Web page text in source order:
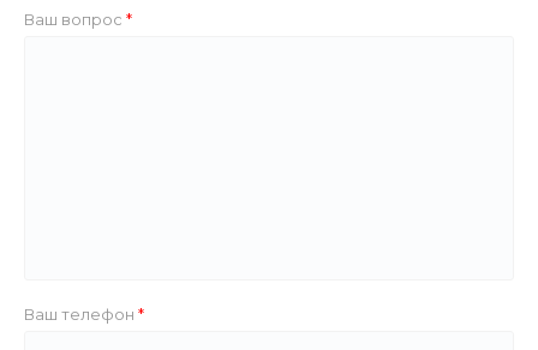
Ваш вопрос
Ваш телефон